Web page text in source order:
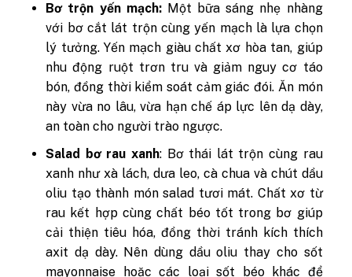
Bơ trộn yến mạch: Một bữa sáng nhẹ nhàng
với bơ cắt lát trộn cùng yến mạch là lựa chọn
lý tưởng. Yến mạch giàu chất xơ hòa tan, giúp
nhu động ruột trơn tru và giảm nguy cơ táo
bón, đồng thời kiểm soát cảm giác đói. Ăn món
này vừa no lâu, vừa hạn chế áp lực lên dạ dày,
an toàn cho người trào ngược.
Salad bơ rau xanh: Bơ thái lát trộn cùng rau
xanh như xà lách, dưa leo, cà chua và chút dầu
oliu tạo thành món salad tươi mát. Chất xơ từ
rau kết hợp cùng chất béo tốt trong bơ giúp
cải thiện tiêu hóa, đồng thời tránh kích thích
axit dạ dày. Nên dùng dầu oliu thay cho sốt
mayonnaise hoặc các loại sốt béo khác để